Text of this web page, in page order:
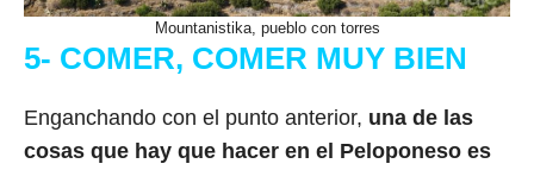
Mountanistika, pueblo con torres
5- COMER, COMER MUY BIEN
Enganchando con el punto anterior, una de las
cosas que hay que hacer en el Peloponeso es